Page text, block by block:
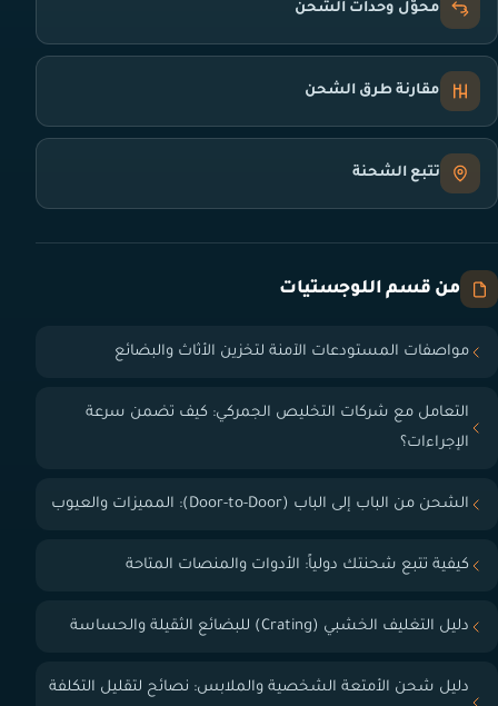
محوّل وحدات الشحن
مقارنة طرق الشحن
تتبع الشحنة
من قسم اللوجستيات
مواصفات المستودعات الآمنة لتخزين الأثاث والبضائع
التعامل مع شركات التخليص الجمركي: كيف تضمن سرعة
الإجراءات؟
الشحن من الباب إلى الباب (Door-to-Door): المميزات والعيوب
كيفية تتبع شحنتك دولياً: الأدوات والمنصات المتاحة
دليل التغليف الخشبي (Crating) للبضائع الثقيلة والحساسة
دليل شحن الأمتعة الشخصية والملابس: نصائح لتقليل التكلفة